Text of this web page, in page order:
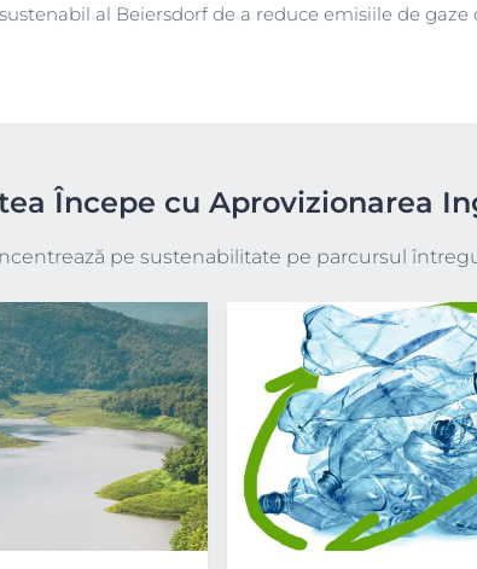
al Beiersdorf de a reduce emisiile de gaze
Începe cu Aprovizionarea
pe sustenabilitate pe parcursul